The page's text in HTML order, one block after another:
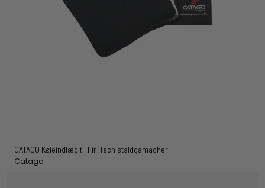
CATAGO Køleindlæg til Fir-Tech staldgamacher
Catago